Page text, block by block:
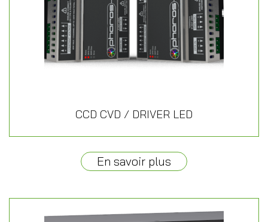
CCD CVD / DRIVER LED
En savoir plus